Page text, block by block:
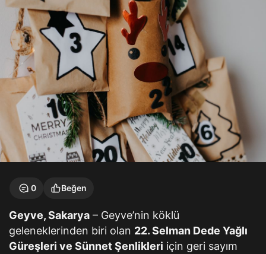
0 Beğen
Geyve, Sakarya – Geyve’nin köklü
geleneklerinden biri olan 22. Selman Dede Yağlı
Güreşleri ve Sünnet Şenlikleri için geri sayım